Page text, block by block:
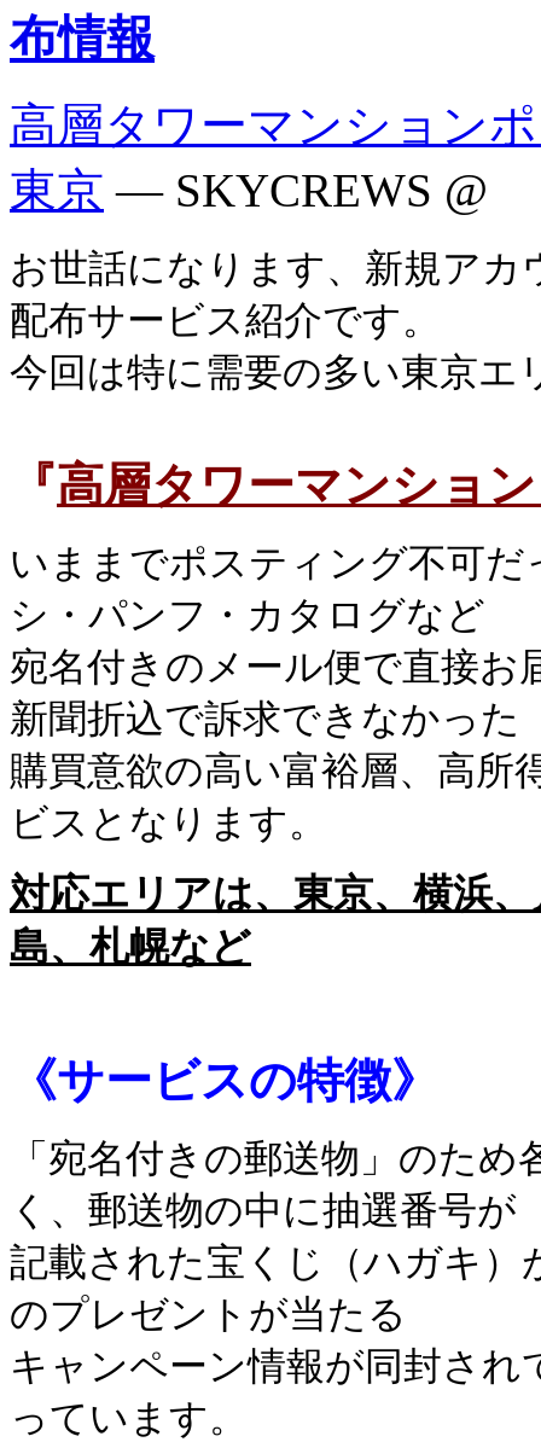
布情報
高層タワーマンション
東京 — SKYCREWS @
お世話になります、新規ア
配布サービス紹介です。
今回は特に需要の多い東京エ
『高層タワーマンショ
いままでポスティング不可
シ・パンフ・カタログなど
宛名付きのメール便で直接
新聞折込で訴求できなかった
購買意欲の高い富裕層、高所
ビスとなります。
対応エリアは、 東京、横浜
島、札幌など
《サービスの特徴》
「宛名付きの郵送物」のた
く、郵送物の中に抽選番号が
記載された宝くじ（ハガキ）
のプレゼントが当たる
キャンペーン情報が同封さ
っています。